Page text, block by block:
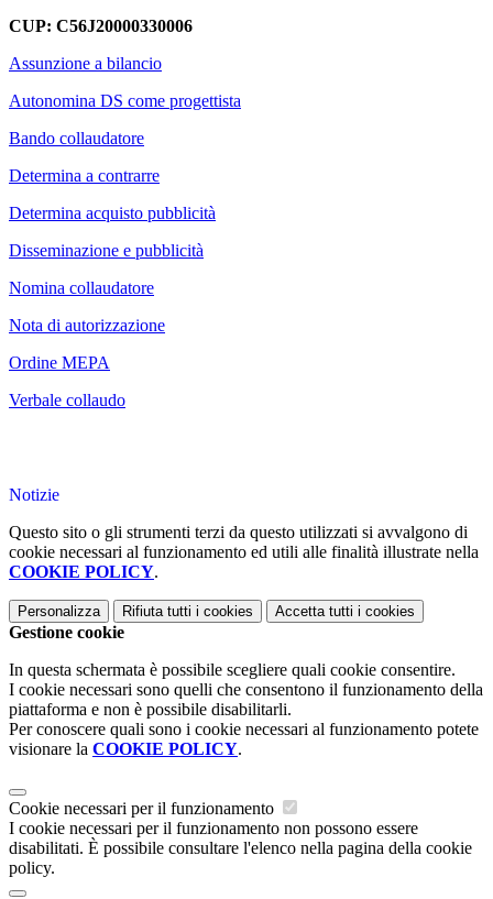
CUP: C56J20000330006
Assunzione a bilancio
Autonomina DS come progettista
Bando collaudatore
Determina a contrarre
Determina acquisto pubblicità
Disseminazione e pubblicità
Nomina collaudatore
Nota di autorizzazione
Ordine MEPA
Verbale collaudo
Notizie
Questo sito o gli strumenti terzi da questo utilizzati si avvalgono di
cookie necessari al funzionamento ed utili alle finalità illustrate nella
COOKIE POLICY.
Personalizza Rifiuta tutti i cookies Accetta tutti i cookies
Gestione cookie
In questa schermata è possibile scegliere quali cookie consentire.
I cookie necessari sono quelli che consentono il funzionamento della
piattaforma e non è possibile disabilitarli.
Per conoscere quali sono i cookie necessari al funzionamento potete
visionare la COOKIE POLICY.
Cookie necessari per il funzionamento
I cookie necessari per il funzionamento non possono essere
disabilitati. È possibile consultare l'elenco nella pagina della cookie
policy.